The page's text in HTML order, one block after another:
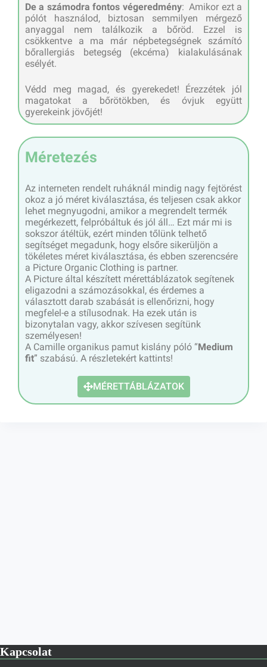
De a számodra fontos végeredmény: Amikor ezt a
pólót használod, biztosan semmilyen mérgező
anyaggal nem találkozik a bőröd. Ezzel is
csökkentve a ma már népbetegségnek számító
bőrallergiás betegség (ekcéma) kialakulásának
esélyét.
Védd meg magad, és gyerekedet! Érezzétek jól
magatokat a bőrötökben, és óvjuk együtt
gyerekeink jövőjét!
Méretezés
Az interneten rendelt ruháknál mindig nagy fejtörést
okoz a jó méret kiválasztása, és teljesen csak akkor
lehet megnyugodni, amikor a megrendelt termék
megérkezett, felpróbáltuk és jól áll… Ezt már mi is
sokszor átéltük, ezért minden tőlünk telhető
segítséget megadunk, hogy elsőre sikerüljön a
tökéletes méret kiválasztása, és ebben szerencsére
a Picture Organic Clothing is partner.
A Picture által készített mérettáblázatok segítenek
eligazodni a számozásokkal, és érdemes a
választott darab szabását is ellenőrizni, hogy
megfelel-e a stílusodnak. Ha ezek után is
bizonytalan vagy, akkor szívesen segítünk
személyesen!
A Camille organikus pamut kislány póló “Medium
fit” szabású. A részletekért kattints!
MÉRETTÁBLÁZATOK
Kapcsolat